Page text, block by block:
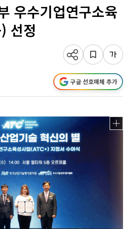
우수기업연구소육
선정
구글 선호매체 추가